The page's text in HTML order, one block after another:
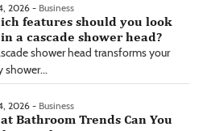
2026 - Business
features should you look
a cascade shower head?
shower head transforms your
shower...
2026 - Business
Bathroom Trends Can You